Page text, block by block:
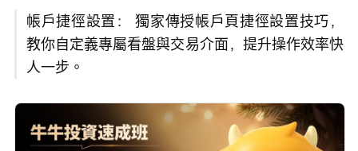
帳戶捷徑設置： 獨家傳授帳戶頁捷徑設置技巧，
教你自定義專屬看盤與交易介面，提升操作效率快
人一步。